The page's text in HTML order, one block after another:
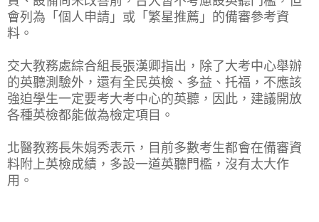
會列為「個人申請」或「繁星推薦」的備審參考資
料。
交大教務處綜合組長張漢卿指出，除了大考中心舉辦
的英聽測驗外，還有全民英檢、多益、托福，不應該
強迫學生一定要考大考中心的英聽，因此，建議開放
各種英檢都能做為檢定項目。
北醫教務長朱娟秀表示，目前多數考生都會在備審資
料附上英檢成績，多設一道英聽門檻，沒有太大作
用。